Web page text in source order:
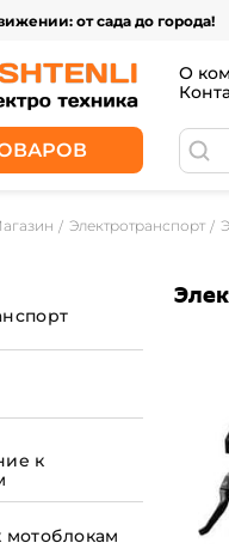
от сада до города!
О
Электротранспорт
к